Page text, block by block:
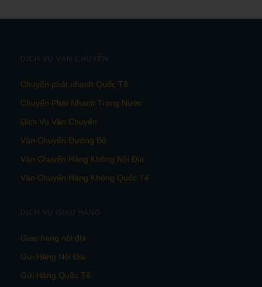
DỊCH VỤ VẬN CHUYỂN
Chuyển phát nhanh Quốc Tế
Chuyển Phát Nhanh Trong Nước
Dịch Vụ Vận Chuyển
Vận Chuyển Đường Bộ
Vận Chuyển Hàng Không Nội Địa
Vận Chuyển Hàng Không Quốc Tế
DỊCH VỤ GIAO HÀNG
Giao hàng nội địa
Gửi Hàng Nội Địa
Gửi Hàng Quốc Tế